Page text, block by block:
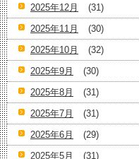
2025年12月
(31)
2025年11月
(30)
2025年10月
(32)
2025年9月
(30)
2025年8月
(31)
2025年7月
(31)
2025年6月
(29)
2025年5月
(31)